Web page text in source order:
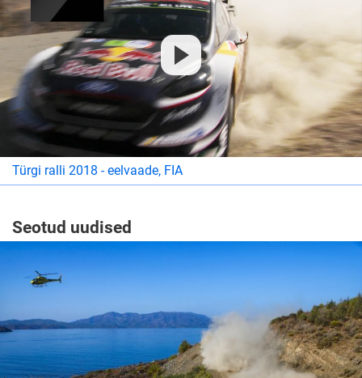
Türgi ralli 2018 - eelvaade, FIA
Seotud uudised